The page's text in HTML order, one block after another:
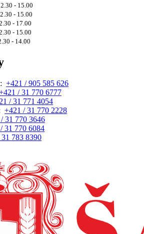
- 15.00
- 15.00
- 17.00
- 15.00
- 14.00
+421 / 905 585 626
/ 31 770 6777
/ 31 771 4054
+421 / 31 770 2228
31 770 3646
31 770 6084
783 8390